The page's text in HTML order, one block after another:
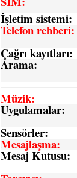
İşletim sistemi:
Telefon rehberi:
Çağrı kayıtları:
Arama:
Müzik:
Uygulamalar:
Sensörler:
Mesajlaşma:
Mesaj Kutusu: